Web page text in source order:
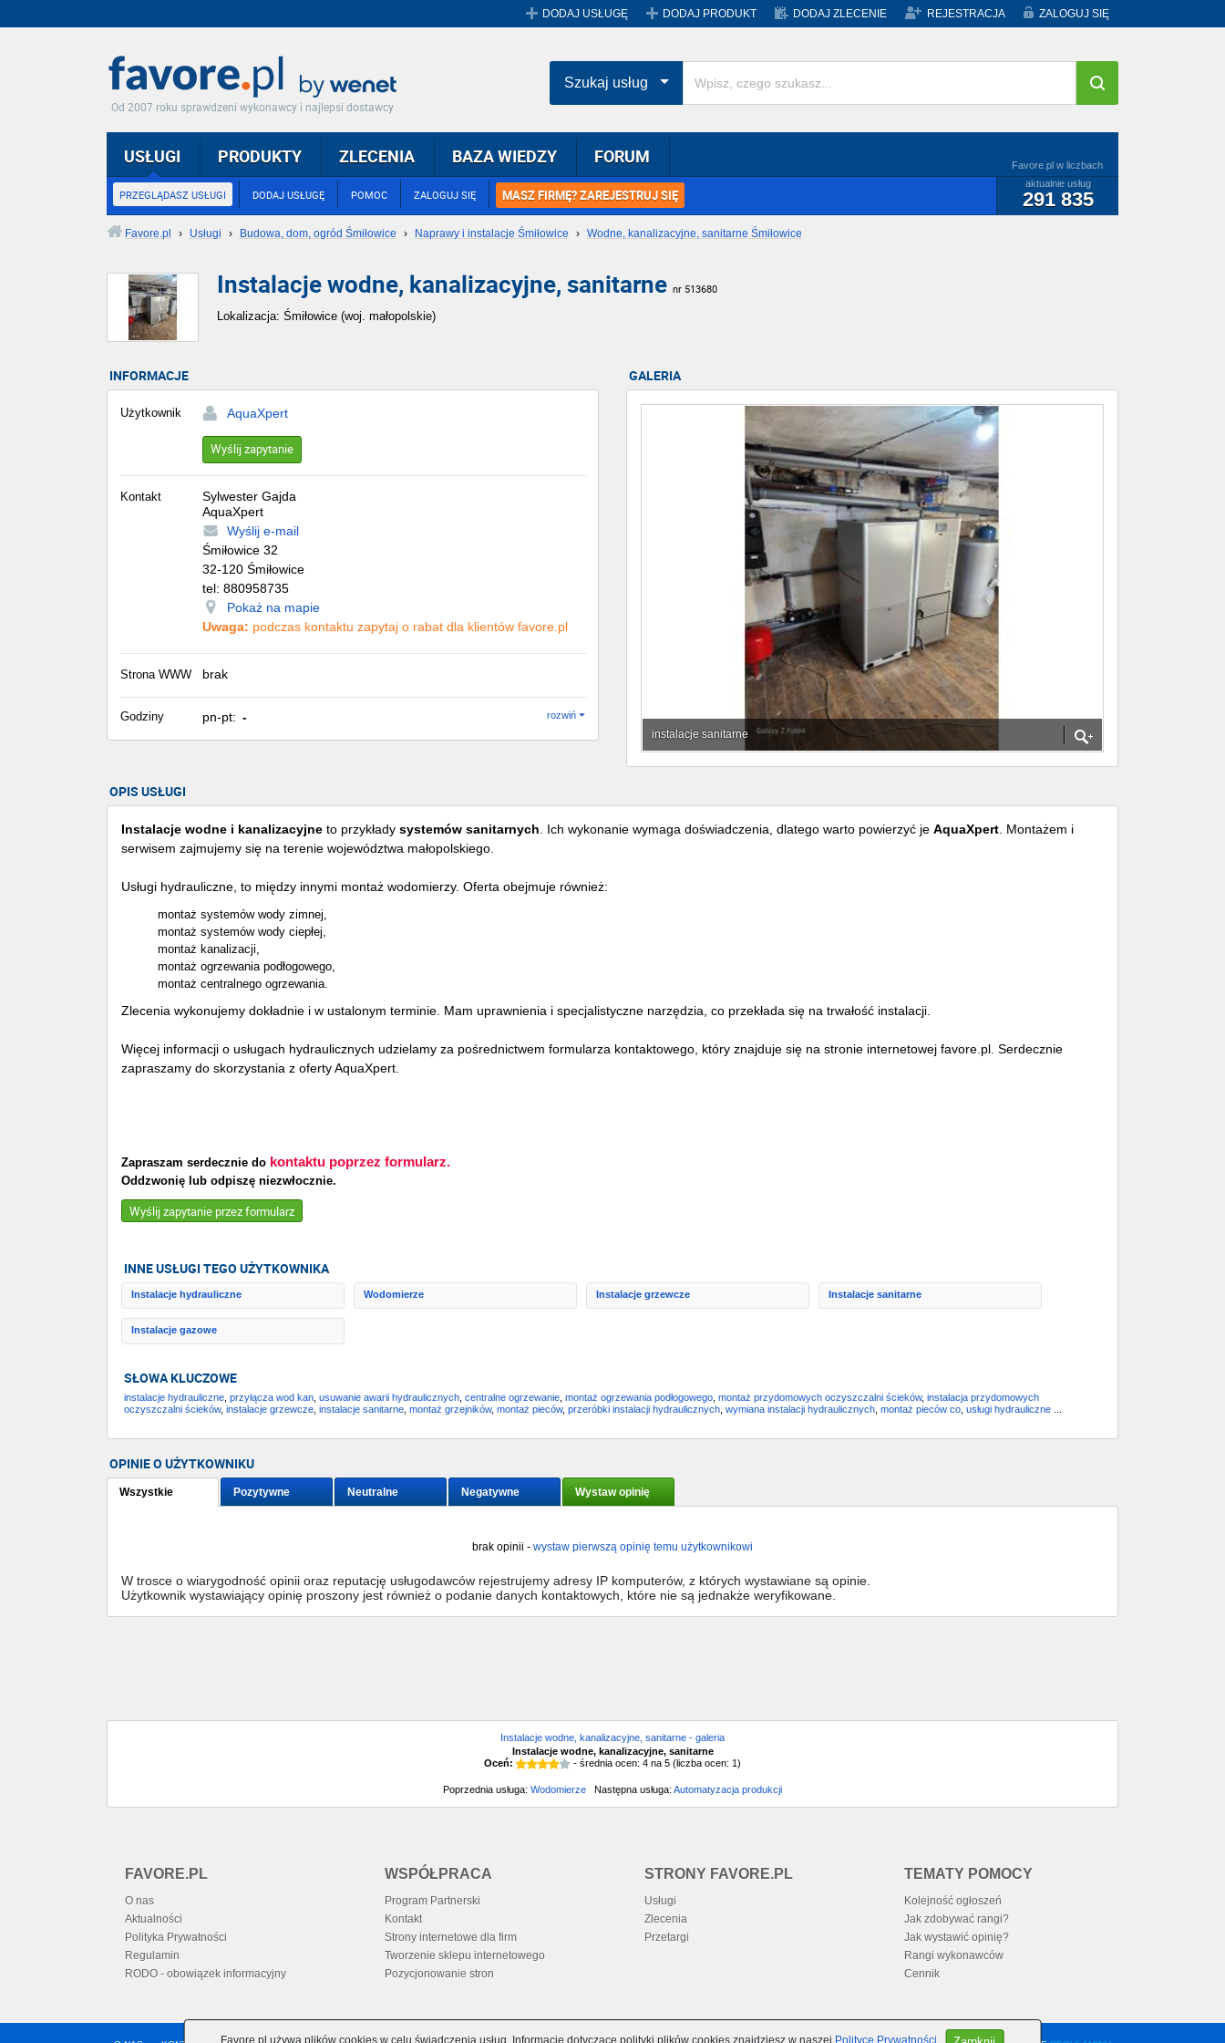
Favore.pl używa plików cookies w celu świadczenia usług. Informacje dotyczące polityki plików cookies znajdziesz w naszej Polityce Prywatności
DODAJ USŁUGĘ DODAJ PRODUKT DODAJ ZLECENIE REJESTRACJA ZALOGUJ SIĘ
Od 2007 roku sprawdzeni wykonawcy i najlepsi dostawcy
USŁUGI
PRZEGLĄDASZ USŁUGI DODAJ USŁUGĘ POMOC ZALOGUJ SIĘ MASZ FIRMĘ? ZAREJESTRUJ SIĘ
Favore.pl w liczbach
aktualnie usług
291 835
PRODUKTY ZLECENIA BAZA WIEDZY FORUM
Szukaj usług
Favore.pl › Usługi › Budowa, dom, ogród Śmiłowice › Naprawy i instalacje Śmiłowice › Wodne, kanalizacyjne, sanitarne Śmiłowice
Instalacje wodne, kanalizacyjne, sanitarne nr 513680
Lokalizacja: Śmiłowice (woj. małopolskie)
INFORMACJE
Użytkownik AquaXpert
Wyślij zapytanie
Kontakt
Sylwester Gajda
AquaXpert
Wyślij e-mail
Śmiłowice 32
32-120 Śmiłowice
tel: 880958735
Pokaż na mapie
Uwaga: podczas kontaktu zapytaj o rabat dla klientów favore.pl
Strona WWW brak
Godziny pn-pt: - rozwiń
GALERIA
instalacje sanitarne
OPIS USŁUGI
Instalacje wodne i kanalizacyjne to przykłady systemów sanitarnych . Ich wykonanie wymaga doświadczenia, dlatego warto powierzyć je AquaXpert . Montażem i
serwisem zajmujemy się na terenie województwa małopolskiego.
Usługi hydrauliczne, to między innymi montaż wodomierzy. Oferta obejmuje również:
montaż systemów wody zimnej,
montaż systemów wody ciepłej,
montaż kanalizacji,
montaż ogrzewania podłogowego,
montaż centralnego ogrzewania.
Zlecenia wykonujemy dokładnie i w ustalonym terminie. Mam uprawnienia i specjalistyczne narzędzia, co przekłada się na trwałość instalacji.
Więcej informacji o usługach hydraulicznych udzielamy za pośrednictwem formularza kontaktowego, który znajduje się na stronie internetowej favore.pl. Serdecznie
zapraszamy do skorzystania z oferty AquaXpert.
Zapraszam serdecznie do kontaktu poprzez formularz.
Oddzwonię lub odpiszę niezwłocznie.
Wyślij zapytanie przez formularz
INNE USŁUGI TEGO UŻYTKOWNIKA
Instalacje hydrauliczne Wodomierze Instalacje grzewcze Instalacje sanitarne
Instalacje gazowe
SŁOWA KLUCZOWE
instalacje hydrauliczne przyłącza wod kan usuwanie awarii hydraulicznych centralne ogrzewanie montaż ogrzewania podłogowego montaż przydomowych oczyszczalni ścieków, instalacja przydomowych
oczyszczalni ścieków, instalacje grzewcze instalacje sanitarne montaż grzejników, montaż pieców, przeróbki instalacji hydraulicznych wymiana instalacji hydraulicznych montaż pieców co usługi hydrauliczne
OPINIE O UŻYTKOWNIKU
Wszystkie Pozytywne Neutralne Negatywne Wystaw opinię
brak opinii - wystaw pierwszą opinię temu użytkownikowi
W trosce o wiarygodność opinii oraz reputację usługodawców rejestrujemy adresy IP komputerów, z których wystawiane są opinie.
Użytkownik wystawiający opinię proszony jest również o podanie danych kontaktowych, które nie są jednakże weryfikowane.
Instalacje wodne, kanalizacyjne, sanitarne - galeria
Instalacje wodne, kanalizacyjne, sanitarne
Oceń:
- średnia ocen: 4 na 5 (liczba ocen: 1 )
Poprzednia usługa: Wodomierze Następna usługa: Automatyzacja produkcji
FAVORE.PL
O nas
Aktualności
Polityka Prywatności
Regulamin
RODO - obowiązek informacyjny
WSPÓŁPRACA
Program Partnerski
Kontakt
Strony internetowe dla firm
Tworzenie sklepu internetowego
Pozycjonowanie stron
STRONY FAVORE.PL
Usługi
Zlecenia
Przetargi
TEMATY POMOCY
Kolejność ogłoszeń
Jak zdobywać rangi?
Jak wystawić opinię?
Rangi wykonawców
Cennik